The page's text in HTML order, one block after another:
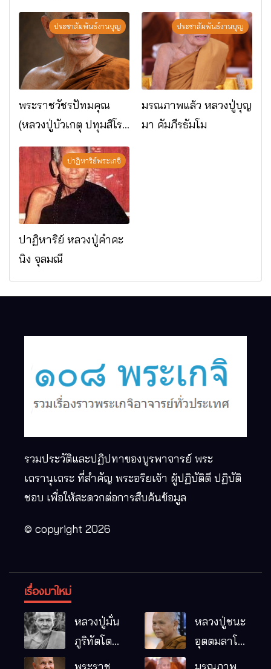
พระกรรมฐาน
อ.เมือง จ.มหาสารคาม
ประชาสัมพันธ์งานบุญ
พระราชวัชรปัทมคุณ
(หลวงปู่บัวเกตุ ปทุมสิโร)
มรณภาพแล้ว วัดป่า
ดาราภิรมย์ อ.แม่ริม
จ.เชียงใหม่
ประชาสัมพันธ์งานบุญ
มรณภาพแล้ว หลวงปู่บุญ
มา คัมภีรธัมโม
ปาฏิหาริย์พระเกจิ
ปาฏิหาริย์ หลวงปู่คำคะ
นิง จุลมณี
รวมประวัติและปฏิปทาของบูรพาจารย์ พระ
เถรานุเถระ ที่สำคัญ พระอริยเจ้า ผู้ปฏิบัติดี ปฏิบัติ
ชอบ เพื่อให้สะดวกต่อการสืบค้นข้อมูล
© copyright 2026
เรื่องมาใหม่
หลวงปู่มั่น
ภูริทัตโต
พระอริยเจ้า
หลวงปู่ชนะ
อุตตมลาโภ